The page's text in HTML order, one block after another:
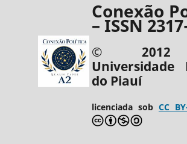
Conexão
– ISSN
© 2012
Universidade
do Piauí
licenciada sob CC